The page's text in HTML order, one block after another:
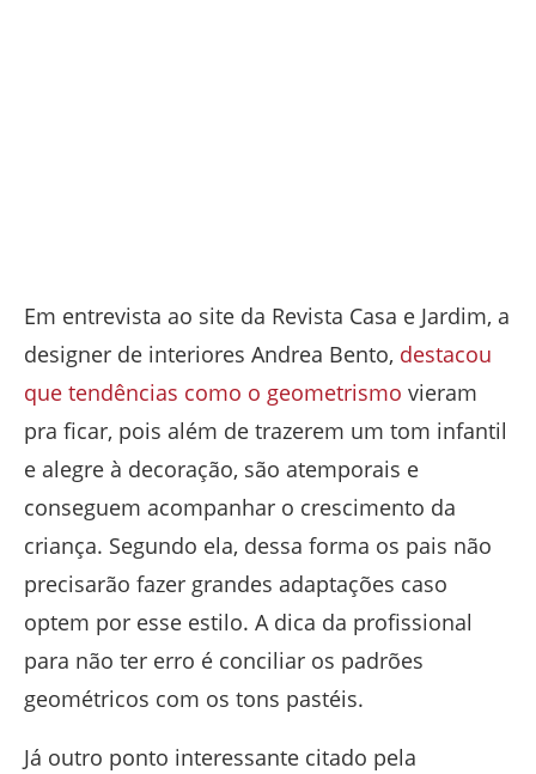
Em entrevista ao site da Revista Casa e Jardim, a
designer de interiores Andrea Bento, destacou
que tendências como o geometrismo vieram
pra ficar, pois além de trazerem um tom infantil
e alegre à decoração, são atemporais e
conseguem acompanhar o crescimento da
criança. Segundo ela, dessa forma os pais não
precisarão fazer grandes adaptações caso
optem por esse estilo. A dica da profissional
para não ter erro é conciliar os padrões
geométricos com os tons pastéis.
Já outro ponto interessante citado pela